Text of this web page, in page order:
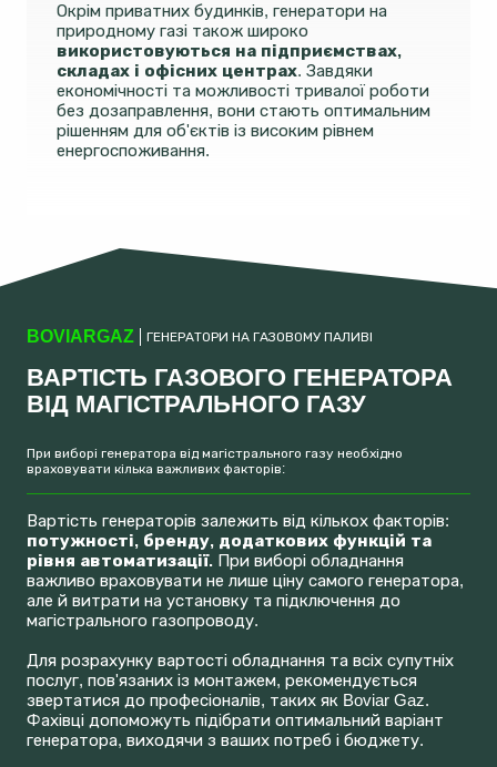
Окрім приватних будинків, генератори на
природному газі також широко
використовуються на підприємствах,
складах і офісних центрах. Завдяки
економічності та можливості тривалої роботи
без дозаправлення, вони стають оптимальним
рішенням для об'єктів із високим рівнем
енергоспоживання.
BOVIARGAZ ГЕНЕРАТОРИ НА ГАЗОВОМУ ПАЛИВІ
ВАРТІСТЬ ГАЗОВОГО ГЕНЕРАТОРА
ВІД МАГІСТРАЛЬНОГО ГАЗУ
При виборі генератора від магістрального газу необхідно
враховувати кілька важливих факторів:
Вартість генераторів залежить від кількох факторів:
потужності, бренду, додаткових функцій та
рівня автоматизації. При виборі обладнання
важливо враховувати не лише ціну самого генератора,
але й витрати на установку та підключення до
магістрального газопроводу.
Для розрахунку вартості обладнання та всіх супутніх
послуг, пов'язаних із монтажем, рекомендується
звертатися до професіоналів, таких як Boviar Gaz.
Фахівці допоможуть підібрати оптимальний варіант
генератора, виходячи з ваших потреб і бюджету.